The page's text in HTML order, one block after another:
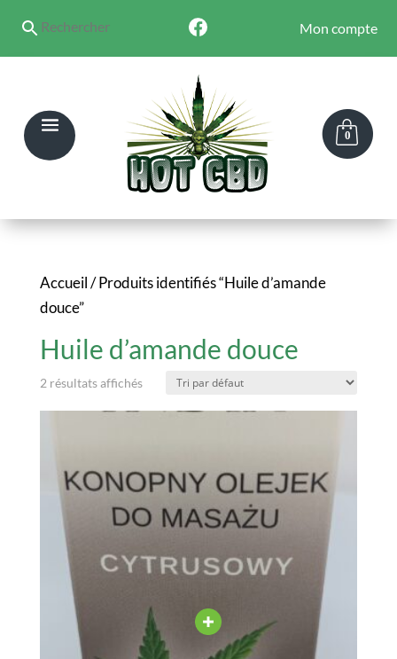
Mon compte
0
Accueil/ Produits identifiés “Huile d’amande
douce”
Huile d’amande douce
2 résultats affichés